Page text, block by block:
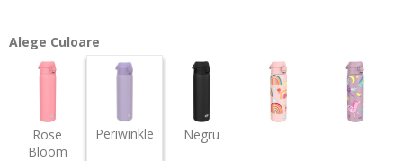
Alege Culoare
Rose
Bloom
Periwinkle Negru